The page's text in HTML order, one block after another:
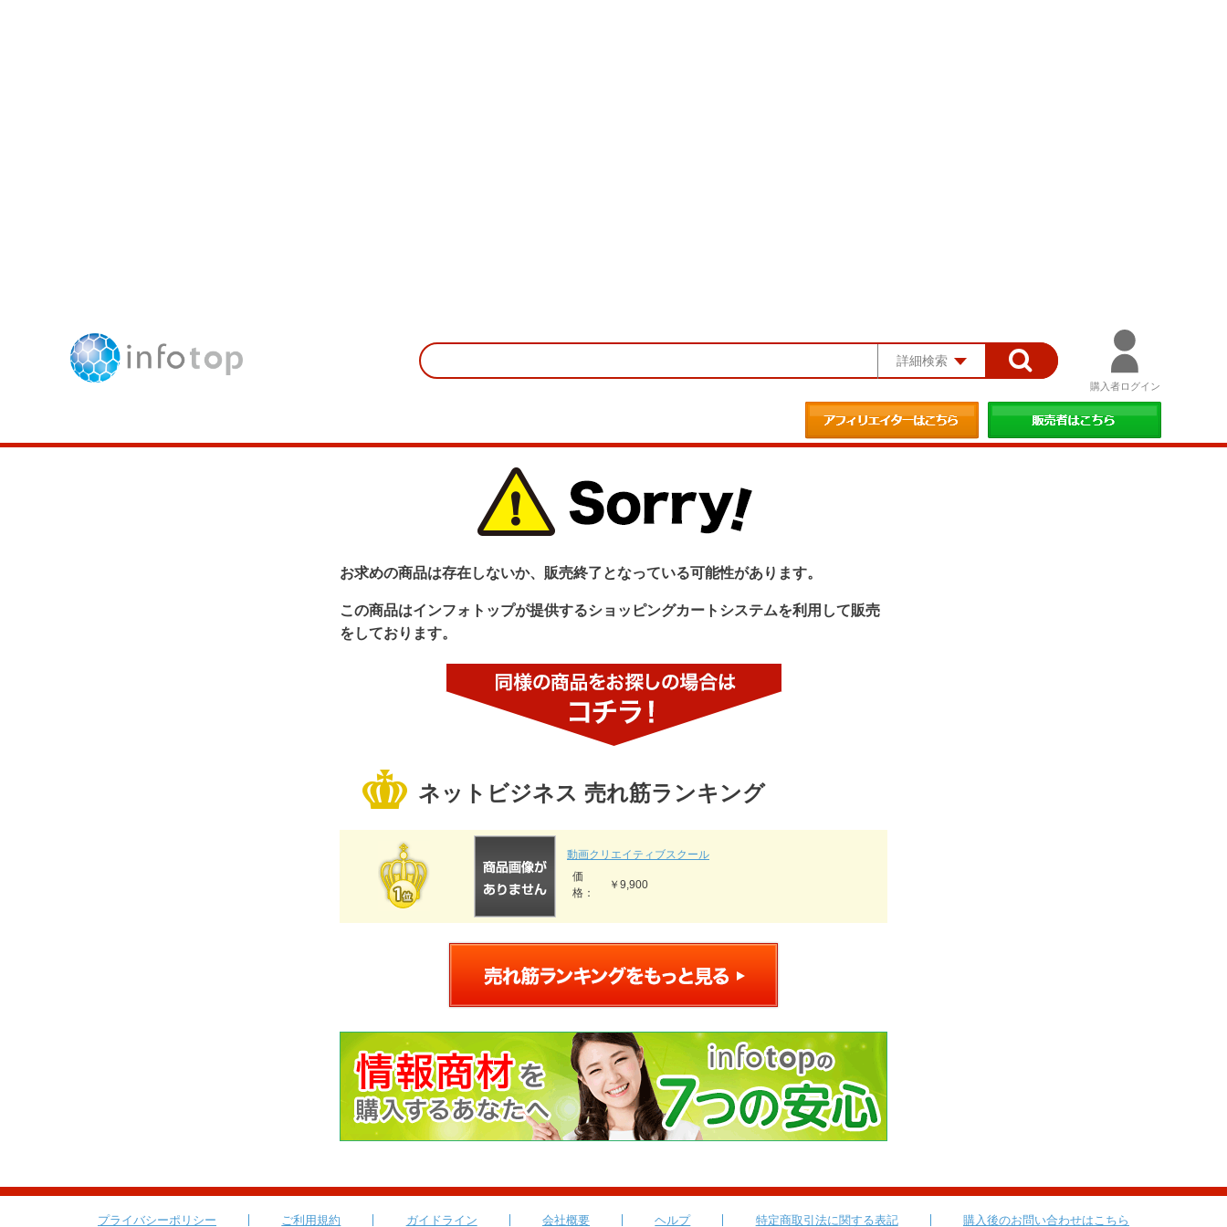
詳細検索
購入者ログイン
お求めの商品は存在しないか、販売終了となっている可能性があります。
この商品はインフォトップが提供するショッピングカートシステムを利用して販売
をしております。
ネットビジネス 売れ筋ランキング
動画クリエイティブスクール
価
格：
￥9,900
プライバシーポリシー ご利用規約 ガイドライン 会社概要 ヘルプ 特定商取引法に関する表記 購入後のお問い合わせはこちら